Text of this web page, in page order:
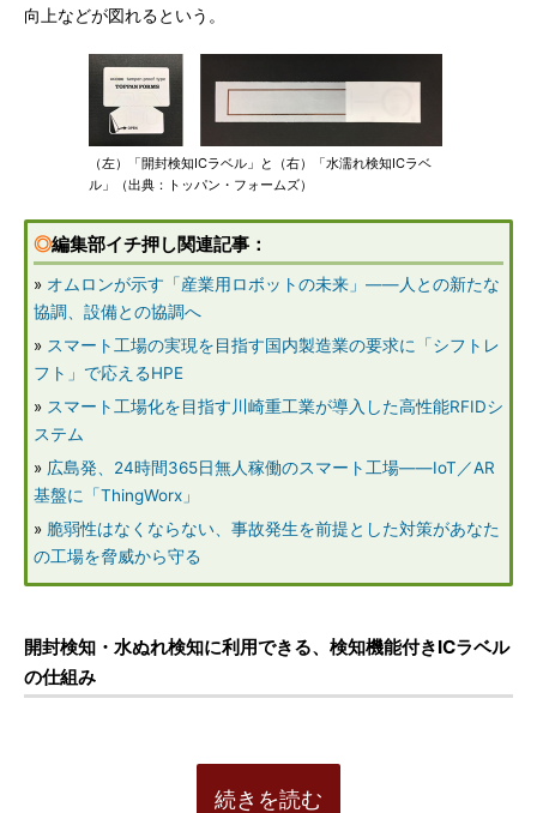
向上などが図れるという。
（左）「開封検知ICラベル」と（右）「水濡れ検知ICラベ
ル」（出典：トッパン・フォームズ）
◎編集部イチ押し関連記事：
» オムロンが示す「産業用ロボットの未来」――人との新たな
協調、設備との協調へ
» スマート工場の実現を目指す国内製造業の要求に「シフトレ
フト」で応えるHPE
» スマート工場化を目指す川崎重工業が導入した高性能RFIDシ
ステム
» 広島発、24時間365日無人稼働のスマート工場――IoT／AR
基盤に「ThingWorx」
» 脆弱性はなくならない、事故発生を前提とした対策があなた
の工場を脅威から守る
開封検知・水ぬれ検知に利用できる、検知機能付きICラベル
の仕組み
続きを読む